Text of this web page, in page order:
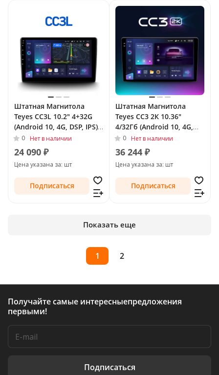
Штатная Магнитола
Teyes CC3L 10.2" 4+32G
(Android 10, 4G, DSP, IPS)
для Nissan Sunny N17
Рестайлинг 2014 -
0 Нет в наличии
24 090 ₽
Цена указана за: шт
Подписаться
Штатная Магнитола
Teyes CC3 2К 10.36"
4/32Гб (Android 10, 4G,
DSP, QLed) для Nissan
Sunny N17 Рестайлинг
2014 - Тип-F1 (левый
руль)
0 Нет в наличии
36 244 ₽
Цена указана за: шт
Подписаться
Показать еще
1 2
Получайте самые интересныепредложения
первыми!
Подписаться